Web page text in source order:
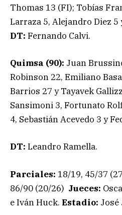
Thomas 13 (FI); Tobías
Larraza 5, Alejandro Diez
DT: Fernando Calvi.
Quimsa (90): Juan
Robinson 22, Emiliano
Barrios 27 y Tayavek
Sansimoni 3, Fortunato
4, Sebastián Acevedo 3 y
DT: Leandro Ramella.
Parciales: 18/19, 45/37
86/90 (20/26) Jueces:
e Iván Huck. Estadio: José